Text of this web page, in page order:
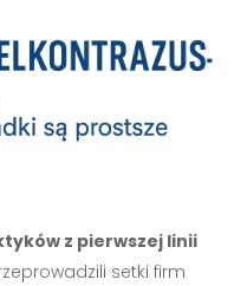
z pierwszej linii
setki firm